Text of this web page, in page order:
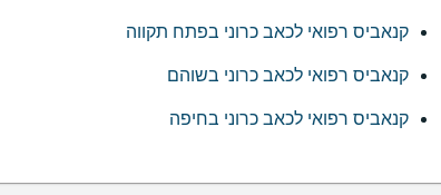
קנאביס רפואי לכאב כרוני בפתח תקווה
קנאביס רפואי לכאב כרוני בשוהם
קנאביס רפואי לכאב כרוני בחיפה